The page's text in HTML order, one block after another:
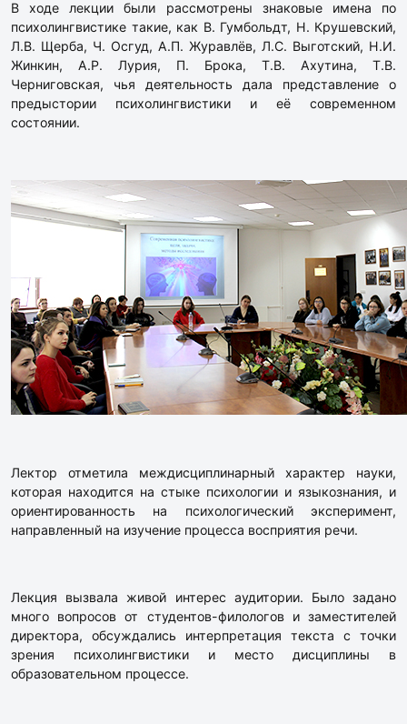
В ходе лекции были рассмотрены знаковые имена по
психолингвистике такие, как В. Гумбольдт, Н. Крушевский,
Л.В. Щерба, Ч. Осгуд, А.П. Журавлёв, Л.С. Выготский, Н.И.
Жинкин, А.Р. Лурия, П. Брока, Т.В. Ахутина, Т.В.
Черниговская, чья деятельность дала представление о
предыстории психолингвистики и её современном
состоянии.
Лектор отметила междисциплинарный характер науки,
которая находится на стыке психологии и языкознания, и
ориентированность на психологический эксперимент,
направленный на изучение процесса восприятия речи.
Лекция вызвала живой интерес аудитории. Было задано
много вопросов от студентов-филологов и заместителей
директора, обсуждались интерпретация текста с точки
зрения психолингвистики и место дисциплины в
образовательном процессе.